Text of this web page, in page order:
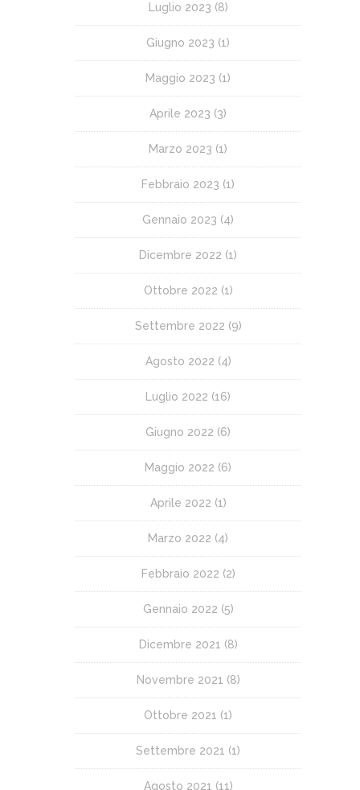
Luglio 2023 (8)
Giugno 2023 (1)
Maggio 2023 (1)
Aprile 2023 (3)
Marzo 2023 (1)
Febbraio 2023 (1)
Gennaio 2023 (4)
Dicembre 2022 (1)
Ottobre 2022 (1)
Settembre 2022 (9)
Agosto 2022 (4)
Luglio 2022 (16)
Giugno 2022 (6)
Maggio 2022 (6)
Aprile 2022 (1)
Marzo 2022 (4)
Febbraio 2022 (2)
Gennaio 2022 (5)
Dicembre 2021 (8)
Novembre 2021 (8)
Ottobre 2021 (1)
Settembre 2021 (1)
Agosto 2021 (11)